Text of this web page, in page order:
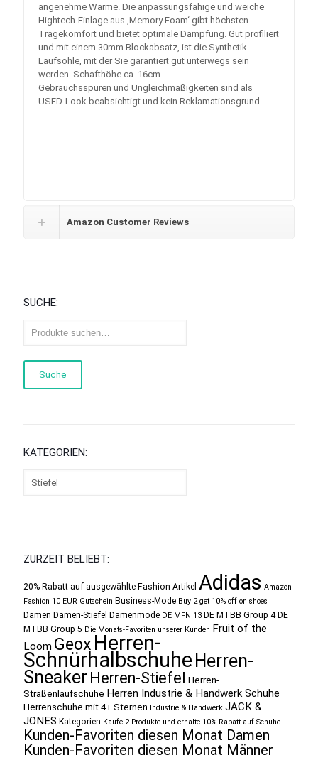
angenehme Wärme. Die anpassungsfähige und weiche
Hightech-Einlage aus ‚Memory Foam‘ gibt höchsten
Tragekomfort und bietet optimale Dämpfung. Gut profiliert
und mit einem 30mm Blockabsatz, ist die Synthetik-
Laufsohle, mit der Sie garantiert gut unterwegs sein
werden. Schafthöhe ca. 16cm.
Gebrauchsspuren und Ungleichmäßigkeiten sind als
USED-Look beabsichtigt und kein Reklamationsgrund.
Amazon Customer Reviews
SUCHE:
Suche
KATEGORIEN:
ZURZEIT BELIEBT:
20% Rabatt auf ausgewählte Fashion Artikel Adidas Amazon
Fashion 10 EUR Gutschein Business-Mode Buy 2 get 10% off on shoes
Damen Damen-Stiefel Damenmode DE MFN 13 DE MTBB Group 4 DE
MTBB Group 5 Die Monats-Favoriten unserer Kunden Fruit of the
Loom Geox Herren-
Schnürhalbschuhe Herren-
Sneaker Herren-Stiefel Herren-
Straßenlaufschuhe Herren Industrie & Handwerk Schuhe
Herrenschuhe mit 4+ Sternen Industrie & Handwerk JACK &
JONES Kategorien Kaufe 2 Produkte und erhalte 10% Rabatt auf Schuhe
Kunden-Favoriten diesen Monat Damen
Kunden-Favoriten diesen Monat Männer